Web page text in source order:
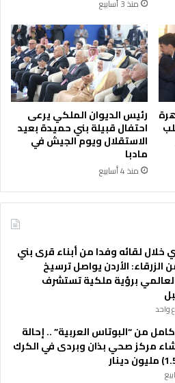
منذ 3 أسابيع
رئيس الديوان الملكي يرعى
احتفال قبيلة بني حميدة بعيد
الاستقلال ويوم الجيش في
مادبا
منذ 4 أسابيع
خلال لقائه وفدا من أبناء قرى بني
الأردن يواصل ترسيخ
برؤية ملكية تستشرف
واحد
من “البوتاس العربية” .. إحالة
مركز صحي بذان وبردى في الكرك